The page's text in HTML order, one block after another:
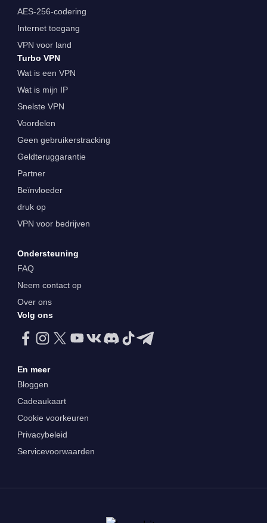
AES-256-codering
Internet toegang
VPN voor land
Turbo VPN
Wat is een VPN
Wat is mijn IP
Snelste VPN
Voordelen
Geen gebruikerstracking
Geldteruggarantie
Partner
Beïnvloeder
druk op
VPN voor bedrijven
Ondersteuning
FAQ
Neem contact op
Over ons
Volg ons
En meer
Bloggen
Cadeaukaart
Cookie voorkeuren
Privacybeleid
Servicevoorwaarden